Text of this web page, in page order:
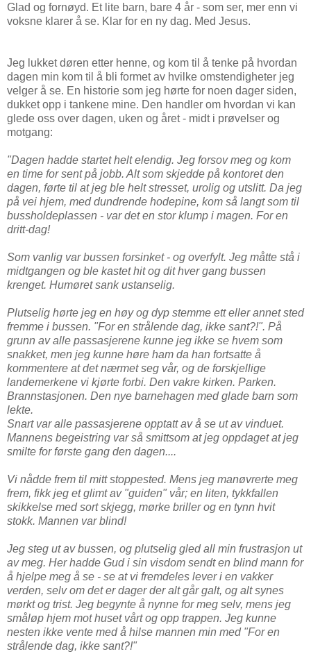
Glad og fornøyd. Et lite barn, bare 4 år - som ser, mer enn vi
voksne klarer å se. Klar for en ny dag. Med Jesus.
Jeg lukket døren etter henne, og kom til å tenke på hvordan
dagen min kom til å bli formet av hvilke omstendigheter jeg
velger å se. En historie som jeg hørte for noen dager siden,
dukket opp i tankene mine. Den handler om hvordan vi kan
glede oss over dagen, uken og året - midt i prøvelser og
motgang:
"Dagen hadde startet helt elendig. Jeg forsov meg og kom
en time for sent på jobb. Alt som skjedde på kontoret den
dagen, førte til at jeg ble helt stresset, urolig og utslitt. Da jeg
på vei hjem, med dundrende hodepine, kom så langt som til
bussholdeplassen - var det en stor klump i magen. For en
dritt-dag!
Som vanlig var bussen forsinket - og overfylt. Jeg måtte stå i
midtgangen og ble kastet hit og dit hver gang bussen
krenget. Humøret sank ustanselig.
Plutselig hørte jeg en høy og dyp stemme ett eller annet sted
fremme i bussen. "For en strålende dag, ikke sant?!". På
grunn av alle passasjerene kunne jeg ikke se hvem som
snakket, men jeg kunne høre ham da han fortsatte å
kommentere at det nærmet seg vår, og de forskjellige
landemerkene vi kjørte forbi. Den vakre kirken. Parken.
Brannstasjonen. Den nye barnehagen med glade barn som
lekte.
Snart var alle passasjerene opptatt av å se ut av vinduet.
Mannens begeistring var så smittsom at jeg oppdaget at jeg
smilte for første gang den dagen....
Vi nådde frem til mitt stoppested. Mens jeg manøvrerte meg
frem, fikk jeg et glimt av "guiden" vår; en liten, tykkfallen
skikkelse med sort skjegg, mørke briller og en tynn hvit
stokk. Mannen var blind!
Jeg steg ut av bussen, og plutselig gled all min frustrasjon ut
av meg. Her hadde Gud i sin visdom sendt en blind mann for
å hjelpe meg å se - se at vi fremdeles lever i en vakker
verden, selv om det er dager der alt går galt, og alt synes
mørkt og trist. Jeg begynte å nynne for meg selv, mens jeg
småløp hjem mot huset vårt og opp trappen. Jeg kunne
nesten ikke vente med å hilse mannen min med "For en
strålende dag, ikke sant?!"